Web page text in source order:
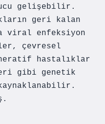
gelişebilir.
geri kalan
viral enfeksiyon
çevresel
hastalıklar
gibi genetik